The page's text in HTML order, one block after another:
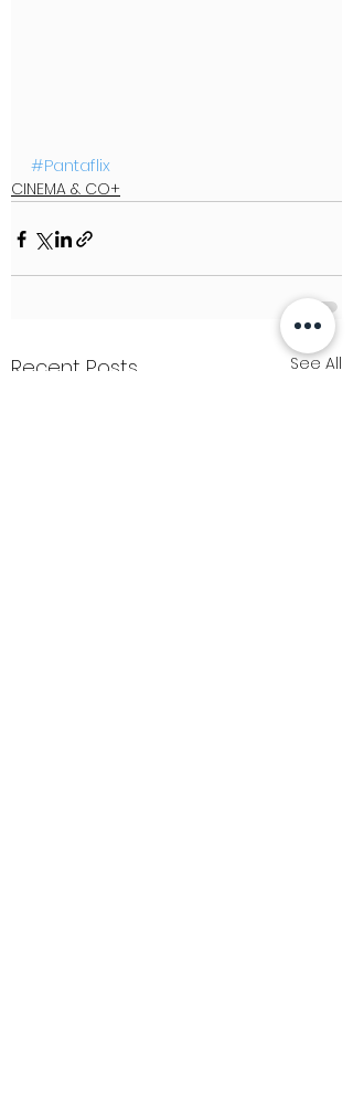
#Pantaflix
CINEMA & CO+
Recent Posts See All